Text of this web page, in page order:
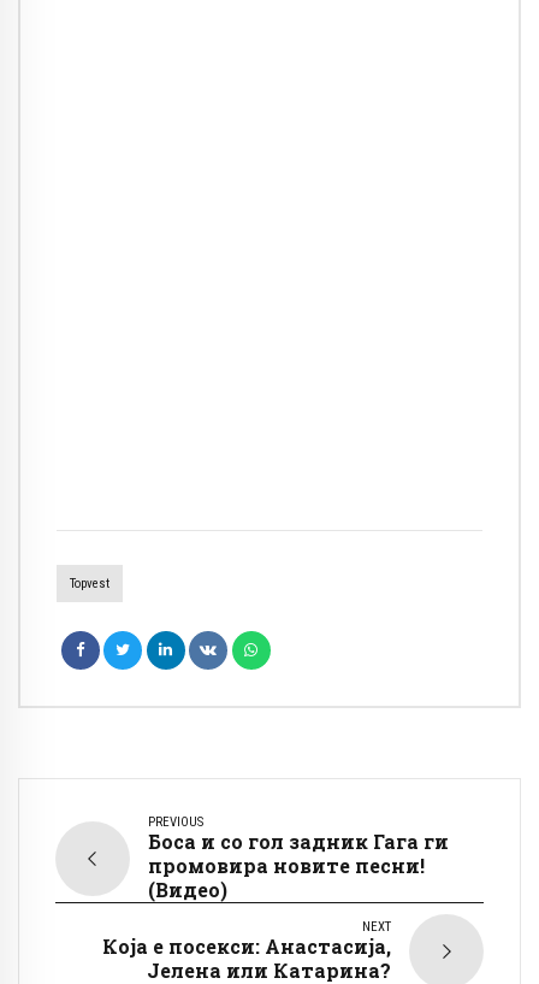
Topvest
PREVIOUS
Боса и со гол задник Гага ги
промовира новите песни!
(Видео)
NEXT
Која е посекси: Анастасија,
Јелена или Катарина?